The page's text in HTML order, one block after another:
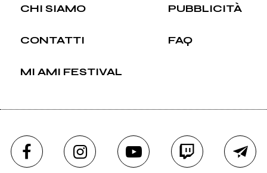
CHI SIAMO PUBBLICITÀ
CONTATTI FAQ
MI AMI FESTIVAL